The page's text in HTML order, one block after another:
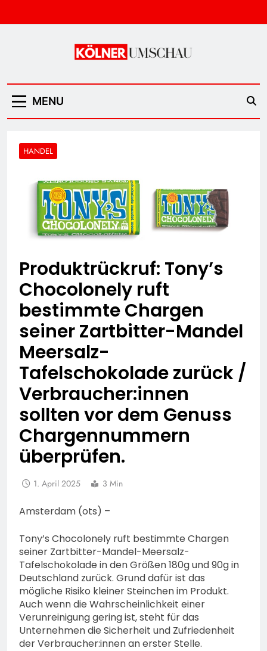
to
Kölner Umschau
MENU
HANDEL
Produktrückruf: Tony’s
Chocolonely ruft
bestimmte Chargen
seiner Zartbitter-Mandel
Meersalz-
Tafelschokolade zurück /
Verbraucher:innen
sollten vor dem Genuss
Chargennummern
überprüfen.
1. April 2025 3 Min
Amsterdam (ots) –
Tony’s Chocolonely ruft bestimmte Chargen
seiner Zartbitter-Mandel-Meersalz-
Tafelschokolade in den Größen 180g und 90g in
Deutschland zurück. Grund dafür ist das
mögliche Risiko kleiner Steinchen im Produkt.
Auch wenn die Wahrscheinlichkeit einer
Verunreinigung gering ist, steht für das
Unternehmen die Sicherheit und Zufriedenheit
der Verbraucher:innen an erster Stelle.